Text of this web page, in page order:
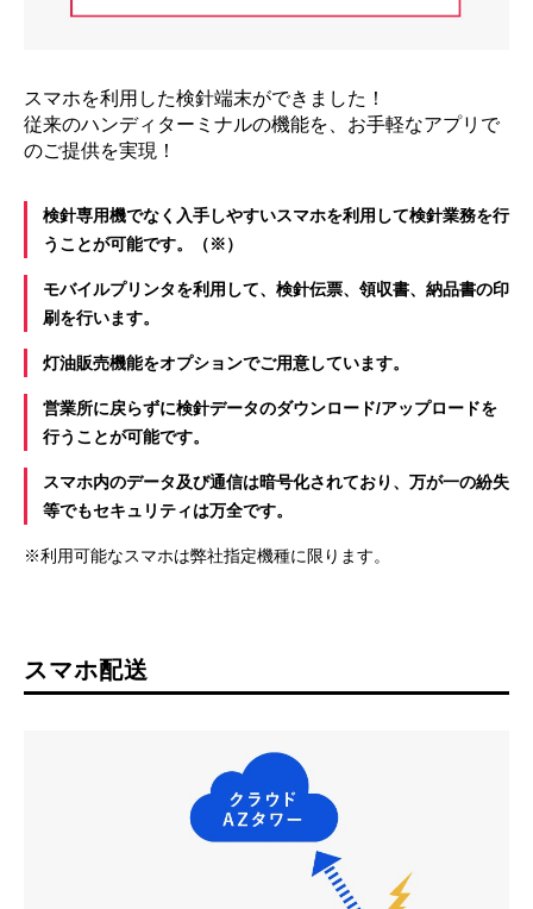
スマホを利用した検針端末ができました！
従来のハンディターミナルの機能を、お手軽なアプリで
のご提供を実現！
検針専用機でなく入手しやすいスマホを利用して検針業務を行
うことが可能です。（※）
モバイルプリンタを利用して、検針伝票、領収書、納品書の印
刷を行います。
灯油販売機能をオプションでご用意しています。
営業所に戻らずに検針データのダウンロード/アップロードを
行うことが可能です。
スマホ内のデータ及び通信は暗号化されており、万が一の紛失
等でもセキュリティは万全です。
※利用可能なスマホは弊社指定機種に限ります。
スマホ配送